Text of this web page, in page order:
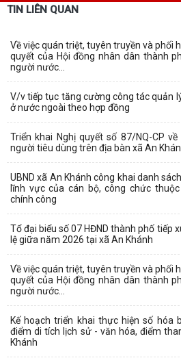
TIN LIÊN QUAN
Về việc quán triệt, tuyên truyền và phối
quyết của Hội đồng nhân dân thành
người nước...
V/v tiếp tục tăng cường công tác quản
ở nước ngoài theo hợp đồng
Triển khai Nghị quyết số 87/NQ-CP
người tiêu dùng trên địa bàn xã An
UBND xã An Khánh công khai danh
lĩnh vực của cán bộ, công chức
chính công
Tổ đại biểu số 07 HĐND thành phố tiếp
lệ giữa năm 2026 tại xã An Khánh
Về việc quán triệt, tuyên truyền và phối
quyết của Hội đồng nhân dân thành
người nước...
Kế hoạch triển khai thực hiện số hóa
điểm di tích lịch sử - văn hóa, điểm
Khánh